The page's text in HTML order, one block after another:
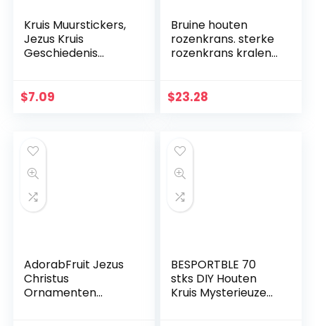
Kruis Muurstickers,
Jezus Kruis
Geschiedenis
Kruis Muursticker,
Kerstcadeaus voor
vrienden en familie
$7.09
Bruine houten
rozenkrans. sterke
rozenkrans kralen
$23.28
AdorabFruit Jezus
Christus
Ornamenten
BESPORTBLE 70
stks DIY Houten
Kruis Mysterieuze